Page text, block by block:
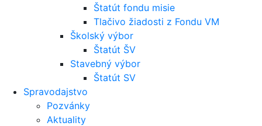
Štatút fondu misie
Tlačivo žiadosti z Fondu VM
Školský výbor
Štatút ŠV
Stavebný výbor
Štatút SV
Spravodajstvo
Pozvánky
Aktuality